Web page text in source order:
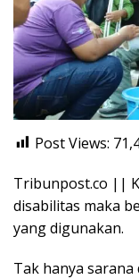
Post Views:
Tribunpost.co ||
disabilitas maka
yang digunakan.
Tak hanya